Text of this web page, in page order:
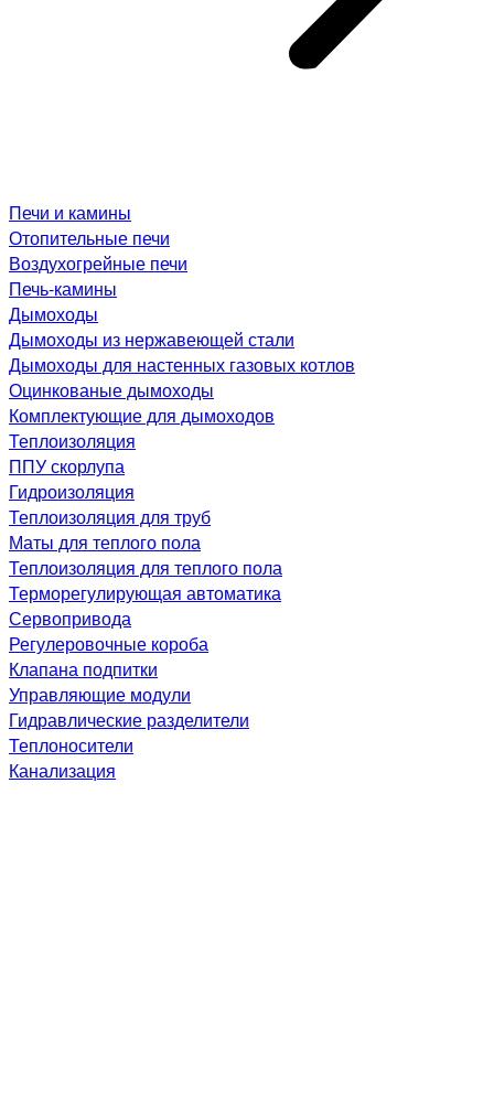
Печи и камины
Отопительные печи
Воздухогрейные печи
Печь-камины
Дымоходы
Дымоходы из нержавеющей стали
Дымоходы для настенных газовых котлов
Оцинкованые дымоходы
Комплектующие для дымоходов
Теплоизоляция
ППУ скорлупа
Гидроизоляция
Теплоизоляция для труб
Маты для теплого пола
Теплоизоляция для теплого пола
Терморегулирующая автоматика
Сервопривода
Регулеровочные короба
Клапана подпитки
Управляющие модули
Гидравлические разделители
Теплоносители
Канализация